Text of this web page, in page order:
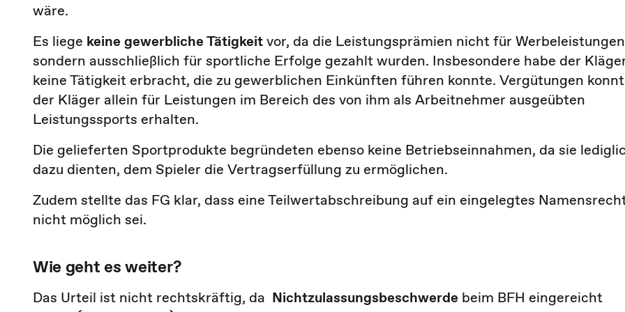
wäre.
Es liege keine gewerbliche Tätigkeitvor, da die Leistungsprämien nicht für
sondern ausschließlich für sportliche Erfolge gezahlt wurden. Insbesondere habe der
keine Tätigkeit erbracht, die zu gewerblichen Einkünften führen konnte. Vergütungen
der Kläger allein für Leistungen im Bereich des von ihm als Arbeitnehmer ausgeübten
Leistungssports erhalten.
Die gelieferten Sportprodukte begründeten ebenso keine Betriebseinnahmen, da sie
dazu dienten, dem Spieler die Vertragserfüllung zu ermöglichen.
Zudem stellte das FG klar, dass eine Teilwertabschreibung auf ein eingelegtes
nicht möglich sei.
Wie geht es weiter?
Das Urteil ist nicht rechtskräftig, da Nichtzulassungsbeschwerde beim BFH eingereicht